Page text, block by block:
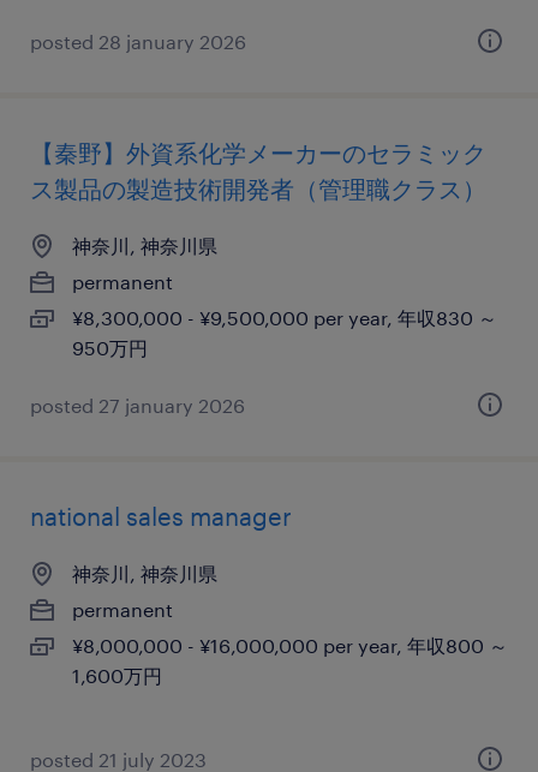
posted 28 january 2026
【秦野】外資系化学メーカーのセラミック
ス製品の製造技術開発者（管理職クラス）
神奈川, 神奈川県
permanent
¥8,300,000 - ¥9,500,000 per year, 年収830 ～
950万円
posted 27 january 2026
national sales manager
神奈川, 神奈川県
permanent
¥8,000,000 - ¥16,000,000 per year, 年収800 ～
1,600万円
posted 21 july 2023